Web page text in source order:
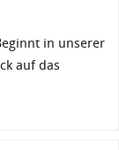
in unserer
auf das